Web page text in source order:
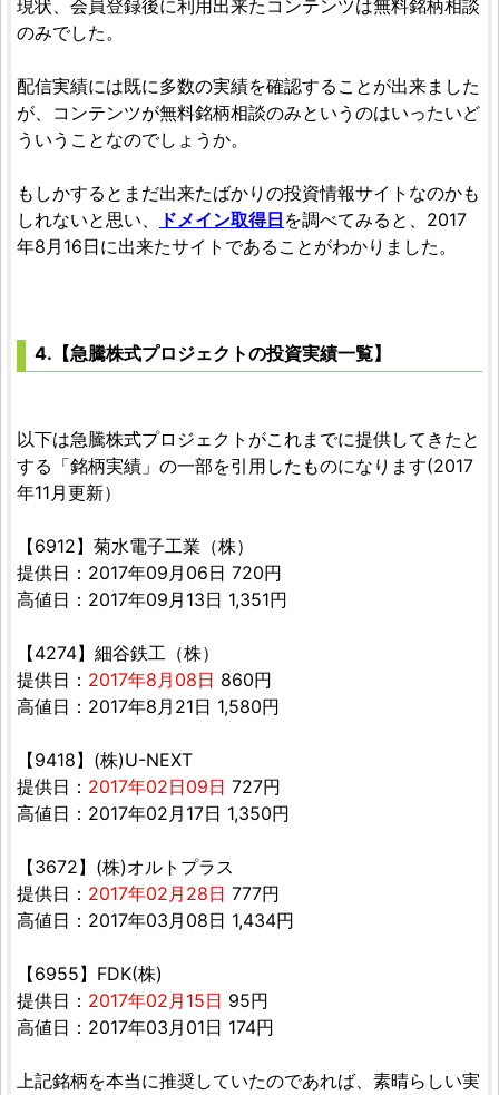
現状、会員登録後に利用出来たコンテンツは無料銘柄相談
のみでした。
配信実績には既に多数の実績を確認することが出来ました
が、コンテンツが無料銘柄相談のみというのはいったいど
ういうことなのでしょうか。
もしかするとまだ出来たばかりの投資情報サイトなのかも
しれないと思い、
ドメイン取得日 を調べてみると、2017
年8月16日に出来たサイトであることがわかりました。
4.【急騰株式プロジェクトの投資実績一覧】
以下は急騰株式プロジェクトがこれまでに提供してきたと
する「銘柄実績」の一部を引用したものになります(2017
年11月更新）
【6912】菊水電子工業（株）
提供日：2017年09月06日 720円
高値日：2017年09月13日 1,351円
【4274】細谷鉄工（株）
提供日： 2017年8月08日 860円
高値日：2017年8月21日 1,580円
【9418】(株)U-NEXT
提供日： 2017年02日09日 727円
高値日：2017年02月17日 1,350円
【3672】(株)オルトプラス
提供日： 2017年02月28日 777円
高値日：2017年03月08日 1,434円
【6955】FDK(株)
提供日： 2017年02月15日 95円
高値日：2017年03月01日 174円
上記銘柄を本当に推奨していたのであれば、素晴らしい実